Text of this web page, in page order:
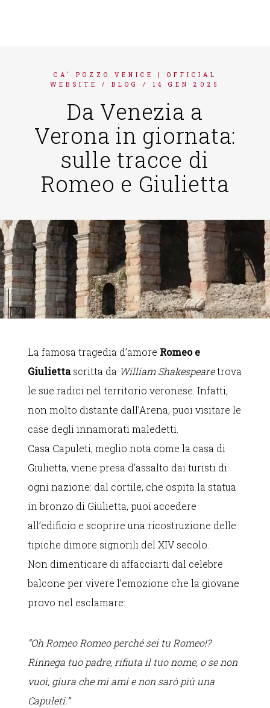
ESPAÑOL
CA' POZZO VENICE | OFFICIAL
WEBSITE
/ BLOG / 14 GEN 2025
Da Venezia a
Verona in giornata:
sulle tracce di
Romeo e Giulietta
La famosa tragedia d’amore Romeo e
Giuliettascritta da William Shakespearetrova
le sue radici nel territorio veronese. Infatti,
non molto distante dall’Arena, puoi visitare le
case degli innamorati maledetti.
Casa Capuleti, meglio nota come la casa di
Giulietta, viene presa d’assalto dai turisti di
ogni nazione: dal cortile, che ospita la statua
in bronzo di Giulietta, puoi accedere
all’edificio e scoprire una ricostruzione delle
tipiche dimore signorili del XIV secolo.
Non dimenticare di affacciarti dal celebre
balcone per vivere l’emozione che la giovane
provo nel esclamare:
“Oh Romeo Romeo perché sei tu Romeo!?
Rinnega tuo padre, rifiuta il tuo nome, o se non
vuoi, giura che mi ami e non sarò più una
Capuleti.”